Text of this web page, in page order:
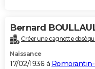
Bernard
Créer une cagnotte
Naissance
17/02/1936 à